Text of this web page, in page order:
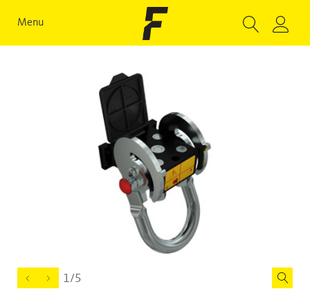
Menu
1/5